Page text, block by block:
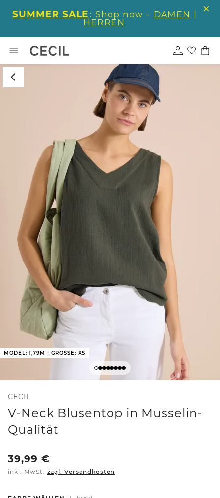
SUMMER SALE : Shop now - DAMEN |
HERREN
MODEL: 1,79M | GRÖSSE: XS
CECIL
V-Neck Blusentop in Musselin-
Qualität
39,99 €
inkl. MwSt. zzgl. Versandkosten